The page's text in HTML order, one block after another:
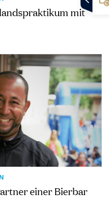
mit
einer Bierbar